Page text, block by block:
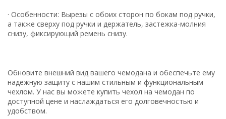
· Особенности: Вырезы с обоих сторон по бокам под ручки,
а также сверху под ручки и держатель, застежка-молния
снизу, фиксирующий ремень снизу.
Обновите внешний вид вашего чемодана и обеспечьте ему
надежную защиту с нашим стильным и функциональным
чехлом. У нас вы можете купить чехол на чемодан по
доступной цене и наслаждаться его долговечностью и
удобством.